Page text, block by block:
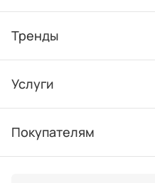
Тренды
Услуги
Покупателям